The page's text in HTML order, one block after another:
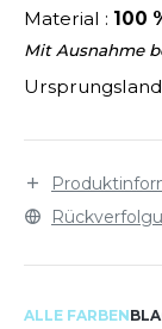
LABEL / TEAR
ROW
OF THE
OF THE
Material : 100
Mit Ausnahme
ALLE FARBEN